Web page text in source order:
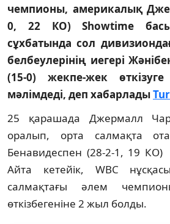
чемпионы, америкалық
0, 22 КО) Showtime
сұхбатында сол
белбеулерінің иегері
(15-0) жекпе-жек
мәлімдеді, деп хабарлады
25 қарашада Джермалл
оралып, орта салмақта
Бенавидеспен (28-2-1, 19 КО)
Айта кетейік, WBC
салмақтағы әлем
өткізбегеніне 2 жыл болды.